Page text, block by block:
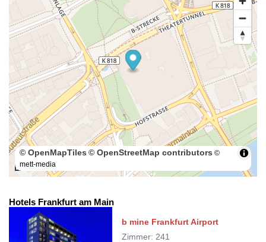
100 m
© OpenMapTiles © OpenStreetMap contributors ©
mett-media
Hotels Frankfurt am Main
b mine Frankfurt Airport
Zimmer: 241